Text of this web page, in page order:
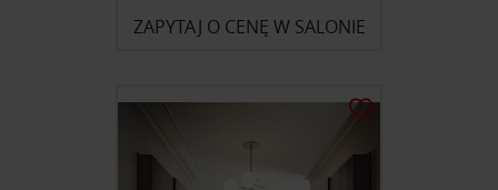
ZAPYTAJ O CENĘ W SALONIE